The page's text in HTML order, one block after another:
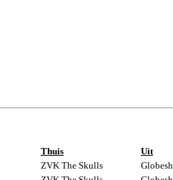
Thuis Uit
ZVK The Skulls